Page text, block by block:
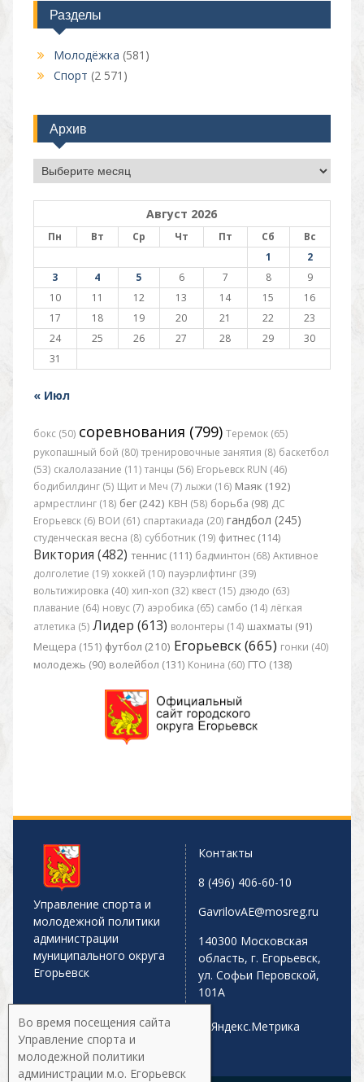
Разделы
Молодёжка (581)
Спорт (2 571)
Архив
Архив
Август 2026
Пн Вт Ср Чт Пт Сб
Вс
1
2
3
4 5 6 7 8
9
10
11 12 13 14 15
16
17
18 19 20 21 22
23
24
25 26 27 28 29
30
31
« Июл
бокс (50) соревнования (799) Теремок (65)
рукопашный бой (80) тренировочные занятия (8) баскетбол
(53) скалолазание (11) танцы (56) Егорьевск RUN (46)
бодибилдинг (5) Щит и Меч (7) лыжи (16) Маяк (192)
армрестлинг (18) бег (242) КВН (58) борьба (98) ДС
Егорьевск (6) ВОИ (61) спартакиада (20) гандбол (245)
студенческая весна (8) субботник (19) фитнес (114)
Виктория (482) теннис (111) бадминтон (68) Активное
долголетие (19) хоккей (10) пауэрлифтинг (39)
вольтижировка (40) хип-хоп (32) квест (15) дзюдо (63)
плавание (64) новус (7) аэробика (65) самбо (14) лёгкая
атлетика (5) Лидер (613) волонтеры (14) шахматы (91)
Мещера (151) футбол (210) Егорьевск (665) гонки (40)
молодежь (90) волейбол (131) Конина (60) ГТО (138)
Управление спорта и
молодежной политики
администрации
муниципального округа
Егорьевск
Контакты
8 (496) 406-60-10
GavrilovAE@mosreg.ru
140300 Московская
область, г. Егорьевск,
ул. Софьи Перовской,
101А
Во время посещения сайта
Управление спорта и
молодежной политики
администрации м.о. Егорьевск